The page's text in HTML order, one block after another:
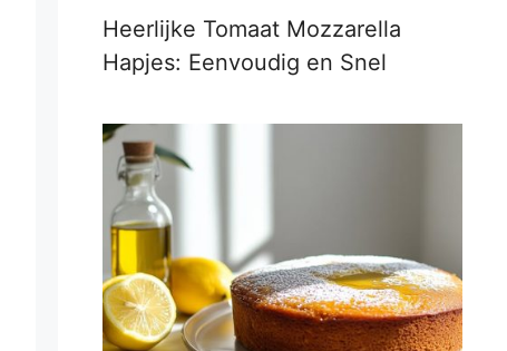
Heerlijke Tomaat Mozzarella
Hapjes: Eenvoudig en Snel